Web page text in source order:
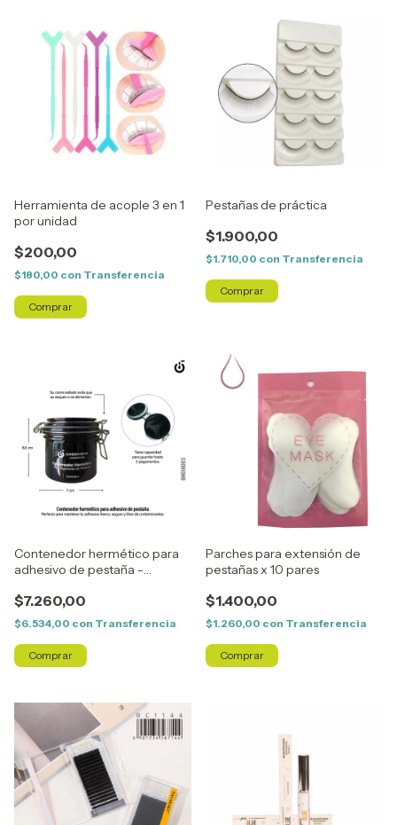
Herramienta de acople 3 en 1
por unidad
$200,00
$180,00 con Transferencia
Pestañas de práctica
$1.900,00
$1.710,00 con Transferencia
Contenedor hermético para
adhesivo de pestaña -
$7.260,00
$6.534,00 con Transferencia
Parches para extensión de
pestañas x 10 pares
$1.400,00
$1.260,00 con Transferencia